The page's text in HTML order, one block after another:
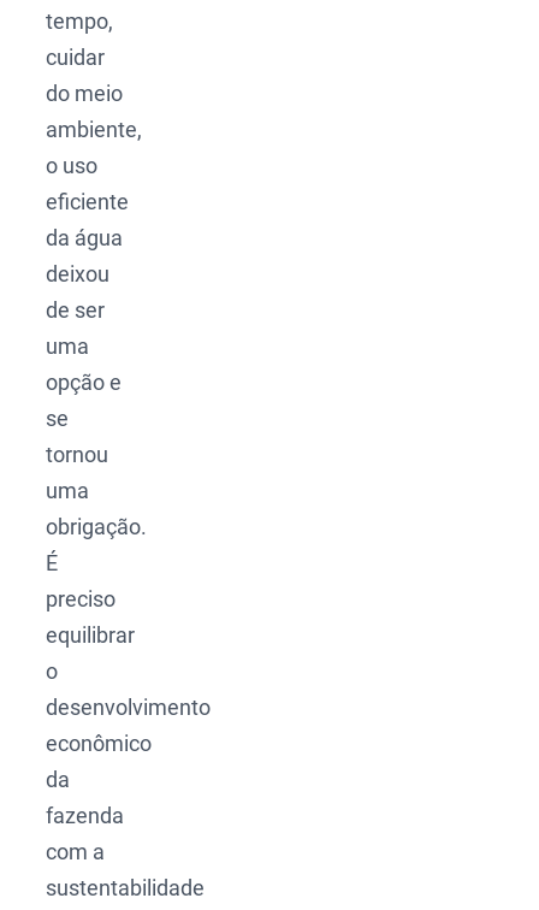
tempo,
cuidar
do meio
ambiente,
o uso
eficiente
da água
deixou
de ser
uma
opção e
se
tornou
uma
obrigação.
É
preciso
equilibrar
o
desenvolvimento
econômico
da
fazenda
com a
sustentabilidade